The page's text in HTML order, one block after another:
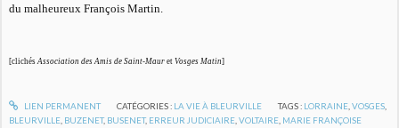
du malheureux François Martin.
[clichésAssociation des Amis de Saint-Maur etVosges Matin]
LIEN PERMANENT CATÉGORIES : LA VIE À BLEURVILLE TAGS : LORRAINE,VOSGES,
BLEURVILLE, BUZENET, BUSENET, ERREUR JUDICIAIRE,VOLTAIRE, MARIE FRANÇOISE